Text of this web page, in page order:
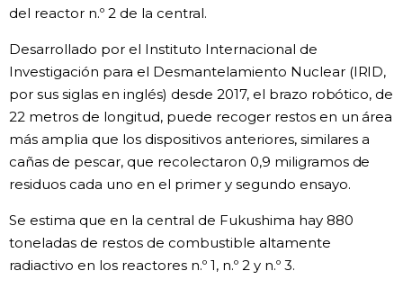
Datos de Japón
Fragmentos de Japón
Gente
Blog
del reactor n.º 2 de la central.
Desarrollado por el Instituto Internacional de
Investigación para el Desmantelamiento Nuclear (IRID,
por sus siglas en inglés) desde 2017, el brazo robótico, de
22 metros de longitud, puede recoger restos en un área
más amplia que los dispositivos anteriores, similares a
cañas de pescar, que recolectaron 0,9 miligramos de
residuos cada uno en el primer y segundo ensayo.
Se estima que en la central de Fukushima hay 880
toneladas de restos de combustible altamente
radiactivo en los reactores n.º 1, n.º 2 y n.º 3.